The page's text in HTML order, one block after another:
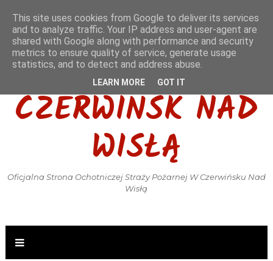
OSP KSRG
CZERWIŃSK NAD
WISŁĄ
Oficjalna Strona Ochotniczej Straży Pożarnej W Czerwińsku Nad
Wisłą
This site uses cookies from Google to deliver its services
and to analyze traffic. Your IP address and user-agent are
shared with Google along with performance and security
metrics to ensure quality of service, generate usage
statistics, and to detect and address abuse.
LEARN MORE GOT IT